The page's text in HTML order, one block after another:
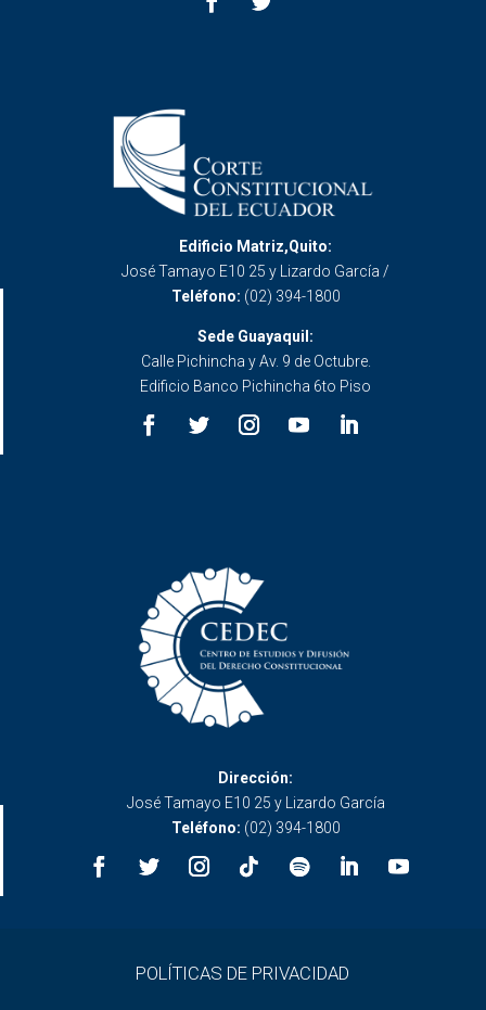
Edificio Matriz,Quito:
José Tamayo E10 25 y Lizardo García /
Teléfono: (02) 394-1800
Sede Guayaquil:
Calle Pichincha y Av. 9 de Octubre.
Edificio Banco Pichincha 6to Piso
Dirección:
José Tamayo E10 25 y Lizardo García
Teléfono: (02) 394-1800
POLÍTICAS DE PRIVACIDAD